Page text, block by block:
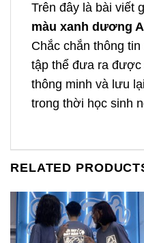
Trên đây là bài viết
màu xanh dương
Chắc chắn thông
tập thể đưa ra
thông minh và lưu
trong thời học sinh
RELATED